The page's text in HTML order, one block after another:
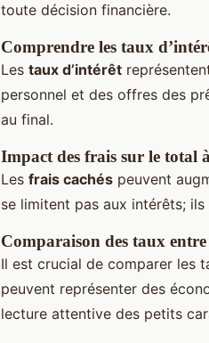
toute décision financière.
Comprendre les taux
Les taux d’intérêt
personnel et des offres des
au final.
Impact des frais sur le total
Les frais cachés peuvent
se limitent pas aux intérêts;
Comparaison des taux
Il est crucial de comparer les
peuvent représenter des
lecture attentive des petits